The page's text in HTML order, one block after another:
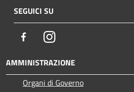
SEGUICI SU
FacebookInstagram
AMMINISTRAZIONE
Organi di Governo